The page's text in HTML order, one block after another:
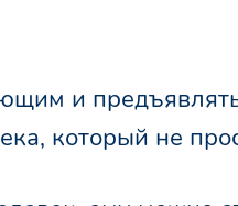
и
который не